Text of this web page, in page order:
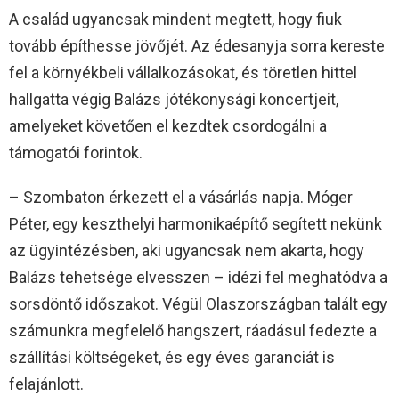
A család ugyancsak mindent megtett, hogy fiuk
tovább építhesse jövőjét. Az édesanyja sorra kereste
fel a környékbeli vállalkozásokat, és töretlen hittel
hallgatta végig Balázs jótékonysági koncertjeit,
amelyeket követően el kezdtek csordogálni a
támogatói forintok.
– Szombaton érkezett el a vásárlás napja. Móger
Péter, egy keszthelyi harmonikaépítő segített nekünk
az ügyintézésben, aki ugyancsak nem akarta, hogy
Balázs tehetsége elvesszen – idézi fel meghatódva a
sorsdöntő időszakot. Végül Olaszországban talált egy
számunkra megfelelő hangszert, ráadásul fedezte a
szállítási költségeket, és egy éves garanciát is
felajánlott.